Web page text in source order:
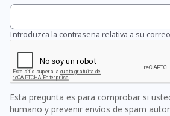
Introduzca la contraseña relativa a su
Esta pregunta es para comprobar si
humano y prevenir envíos de spam